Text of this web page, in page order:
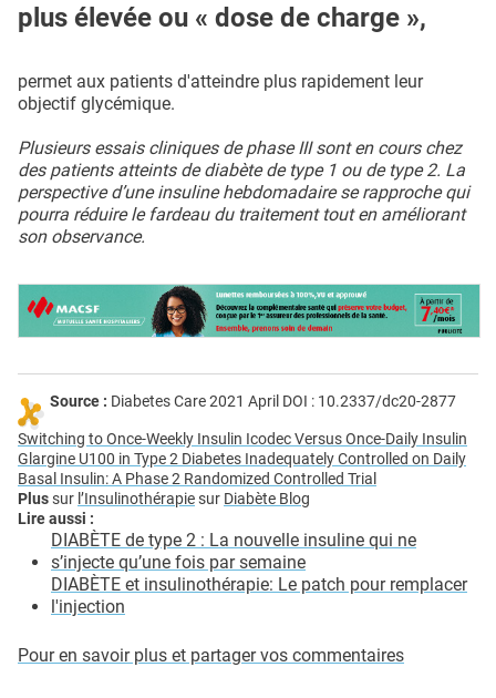
plus élevée ou « dose de charge »,
permet aux patients d'atteindre plus rapidement leur
objectif glycémique.
Plusieurs essais cliniques de phase III sont en cours chez
des patients atteints de diabète de type 1 ou de type 2. La
perspective d’une insuline hebdomadaire se rapproche qui
pourra réduire le fardeau du traitement tout en améliorant
son observance.
Source : Diabetes Care 2021 April DOI : 10.2337/dc20-2877
Switching to Once-Weekly Insulin Icodec Versus Once-Daily Insulin
Glargine U100 in Type 2 Diabetes Inadequately Controlled on Daily
Basal Insulin: A Phase 2 Randomized Controlled Trial
Plussur l’Insulinothérapiesur Diabète Blog
Lire aussi :
DIABÈTE de type 2 : La nouvelle insuline qui ne
s’injecte qu’une fois par semaine
DIABÈTE et insulinothérapie: Le patch pour remplacer
l'injection
Pour en savoir plus et partager vos commentaires